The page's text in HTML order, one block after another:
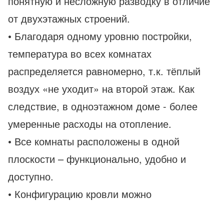
от двухэтажных строений.
• Благодаря одному уровню постройки,
температура во всех комнатах
распределяется равномерно, т.к. тёплый
воздух «не уходит» на второй этаж. Как
следствие, в одноэтажном доме - более
умеренные расходы на отопление.
• Все комнаты расположены в одной
плоскости – функционально, удобно и
доступно.
• Конфигурацию кровли можно